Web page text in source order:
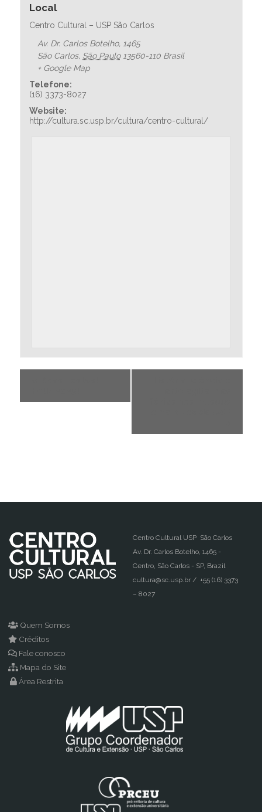
Local
Centro Cultural – USP São Carlos
Av. Dr. Carlos Botelho, 1465
São Carlos, São Paulo 13560-110 Brasil
+ Google Map
Telefone:
(16) 3373-8027
Website:
http://cultura.sc.usp.br/cultura/centro-cultural/
Centro Cultural USP São Carlos
Av. Dr. Carlos Botelho, 1465 -
Centro, São Carlos - SP, Brazil
cultura@sc.usp.br / +55 (16) 3373
– 8027
Quem Somos
Créditos
Fale conosco
Mapa do Site
Área Restrita